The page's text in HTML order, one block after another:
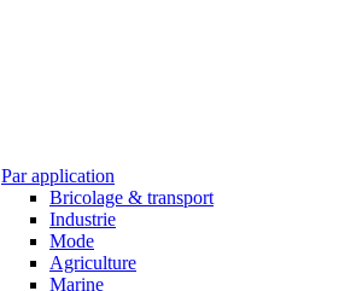
Par application
Bricolage & transport
Industrie
Mode
Agriculture
Marine